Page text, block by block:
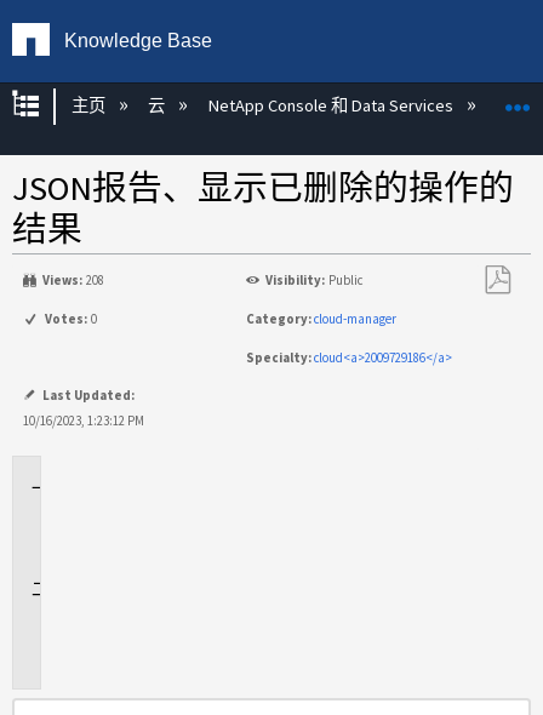
Knowledge Base
扩展/隐缩全局层次
主页 云 NetApp Console 和 Data Services
JSON报告、显示已删除的操作的
结果
Views: 208 Visibility: Public
Votes: 0 Category:cloud-manager
Specialty:cloud<a>2009729186</a>
Last Updated:
10/16/2023, 1:23:12 PM